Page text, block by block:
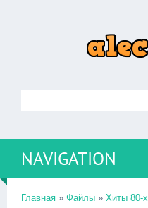
NAVIGATION
Главная » Файлы » Хиты 80-х